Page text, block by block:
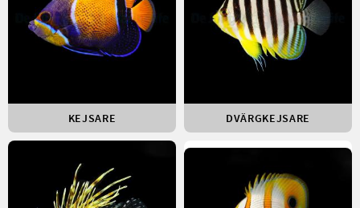
KEJSARE DVÄRGKEJSARE